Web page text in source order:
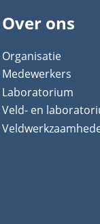
Over ons
Organisatie
Medewerkers
Laboratorium
Veld- en